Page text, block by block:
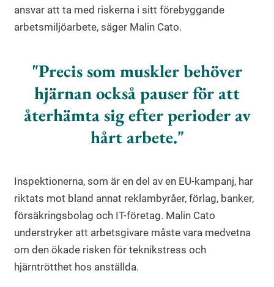
ansvar att ta med riskerna i sitt förebyggande
arbetsmiljöarbete, säger Malin Cato.
Precis som muskler behöver
hjärnan också pauser för att
återhämta sig efter perioder av
hårt arbete.
Inspektionerna, som är en del av en EU-kampanj, har
riktats mot bland annat reklambyråer, förlag, banker,
försäkringsbolag och IT-företag. Malin Cato
understryker att arbetsgivare måste vara medvetna
om den ökade risken för teknikstress och
hjärntrötthet hos anställda.